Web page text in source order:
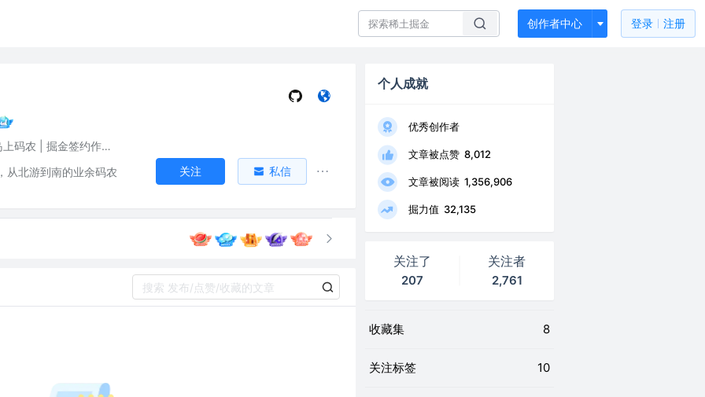
创作者中心 登录 注册
岛上码农 | 掘金签约作者🚩
从北游到南的业余码农
关注 私信
个人成就
优秀创作者
文章被点赞 8,012
文章被阅读 1,356,906
掘力值 32,135
关注了
207
关注者
2,761
收藏集 8
关注标签 10